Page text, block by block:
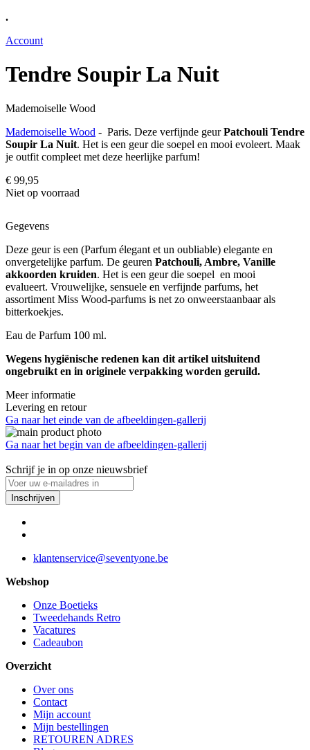
.
Account
Tendre Soupir La Nuit
Mademoiselle Wood
Mademoiselle Wood - Paris. Deze verfijnde geurPatchouli Tendre
Soupir La Nuit. Het is een geur die soepel en mooi evoleert. Maak
je outfit compleet met deze heerlijke parfum!
€ 99,95
Niet op voorraad
Gegevens
Deze geur is een (Parfum élegant et un oubliable) elegante en
onvergetelijke parfum. De geuren Patchouli, Ambre, Vanille
akkoorden kruiden. Het is een geur die soepel en mooi
evalueert. Vrouwelijke, sensuele en verfijnde parfums, het
assortiment Miss Wood-parfums is net zo onweerstaanbaar als
bitterkoekjes.
Eau de Parfum 100 ml.
Wegens hygiënische redenen kan dit artikel uitsluitend
ongebruikt en in originele verpakking worden geruild.
Meer informatie
Levering en retour
Ga naar het einde van de afbeeldingen-gallerij
Ga naar het begin van de afbeeldingen-gallerij
Schrijf je in op onze nieuwsbrief
Inschrijven
klantenservice@seventyone.be
Webshop
Onze Boetieks
Tweedehands Retro
Vacatures
Cadeaubon
Overzicht
Over ons
Contact
Mijn account
Mijn bestellingen
RETOUREN ADRES